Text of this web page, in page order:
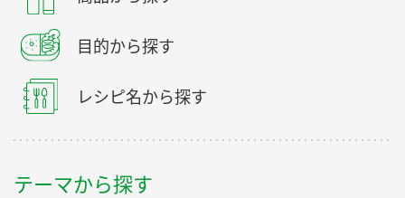
目的から探す
レシピ名から探す
テーマから探す